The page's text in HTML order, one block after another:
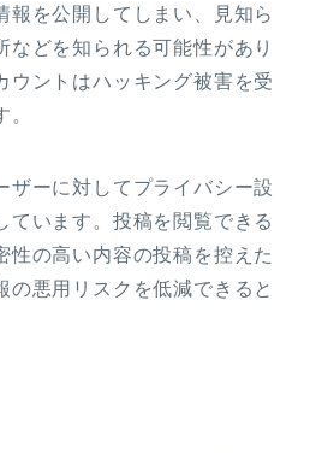
報を公開してしまい、見知ら
などを知られる可能性があり
ウントはハッキング被害を受
ザーに対してプライバシー設
ています。投稿を閲覧できる
性の高い内容の投稿を控えた
の悪用リスクを低減できると